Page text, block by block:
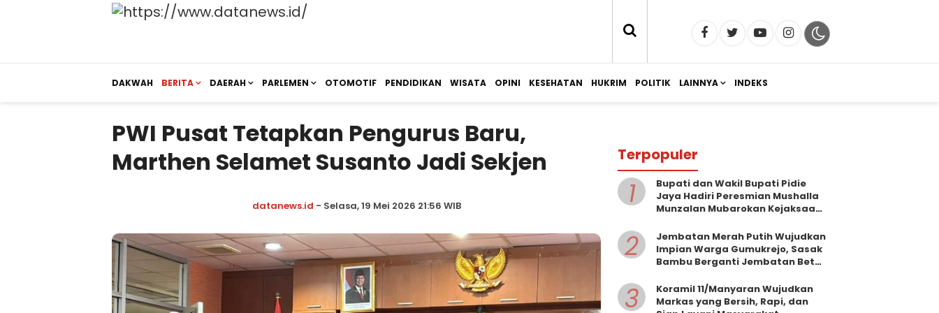
DAKWAH BERITA DAERAH PARLEMEN OTOMOTIF PENDIDIKAN WISATA OPINI KESEHATAN HUKRIM POLITIK LAINNYA INDEKS
PWI Pusat Tetapkan Pengurus Baru,
Marthen Selamet Susanto Jadi Sekjen
datanews.id - Selasa, 19 Mei 2026 21:56 WIB
Terpopuler
1
Bupati dan Wakil Bupati Pidie
Jaya Hadiri Peresmian Mushalla
Munzalan Mubarokan Kejaksaan
2
Jembatan Merah Putih Wujudkan
Impian Warga Gumukrejo, Sasak
Bambu Berganti Jembatan Beton
3
Koramil 11/Manyaran Wujudkan
Markas yang Bersih, Rapi, dan